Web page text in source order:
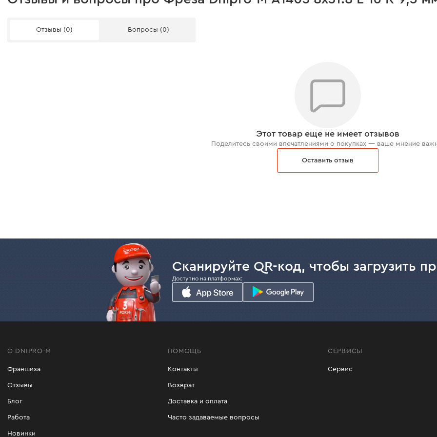
Отзывы (0) Вопросы (0)
Этот товар еще не имеет отзывов
Поделитесь своими впечатлениями о покупках — ваше мнение
Оставить отзыв
Сканируйте QR-код, чтобы загрузить
Доступно на платформах:
О DNIPRO-M
Франшиза
Отзывы
Блог
Работа
Новинки
ПОМОЩЬ
Контакты
Возврат
Доставка и оплата
Часто задаваемые вопросы
СЕРВИСЫ
Сервис